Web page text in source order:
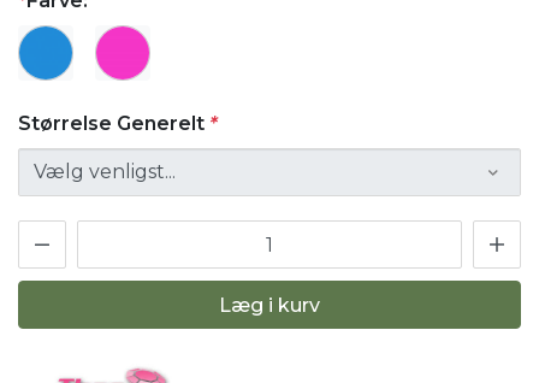
Størrelse Generelt *
Læg i kurv